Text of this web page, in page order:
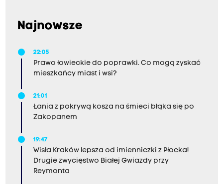
Najnowsze
22:05
Prawo łowieckie do poprawki. Co mogą zyskać
mieszkańcy miast i wsi?
21:01
Łania z pokrywą kosza na śmieci błąka się po
Zakopanem
19:47
Wisła Kraków lepsza od imienniczki z Płocka!
Drugie zwycięstwo Białej Gwiazdy przy
Reymonta